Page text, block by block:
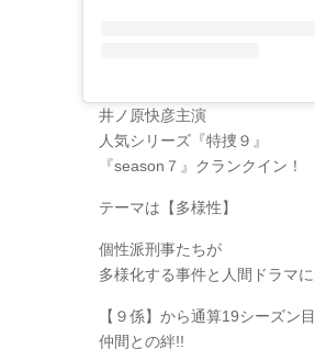
井ノ原快彦主演
人気シリーズ『特捜９』
『season７』クランクイン！
テーマは【多様性】
個性派刑事たちが
多様化する事件と人間ドラマ
【９係】から通算19シーズン目
仲間との絆!!